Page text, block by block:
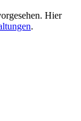
Hier
.